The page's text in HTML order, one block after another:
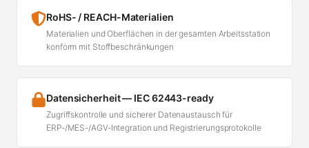
RoHS- / REACH-Materialien
Materialien und Oberflächen in der gesamten Arbeitsstation
konform mit Stoffbeschränkungen
Datensicherheit — IEC 62443-ready
Zugriffskontrolle und sicherer Datenaustausch für
ERP-/MES-/AGV-Integration und Registrierungsprotokolle